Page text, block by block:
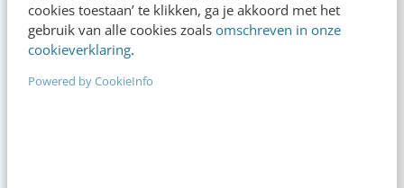
cookies toestaan’ te klikken, ga je akkoord met het
gebruik van alle cookies zoals omschreven in onze
cookieverklaring.
Powered by CookieInfo
Content ideeën
Aan de slag met formats en brainstormtechnieken voor 100+
nieuwe content ideeën